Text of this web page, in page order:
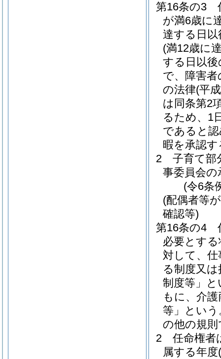
第16条の3
が満6歳に
達する日
(満12歳に
する日以
で、障害
の法律(平
は同条第2
るため、1
であると
暇を承認
2
子育て部
事委員会
(令6条
(配偶者等
確認等)
第16条の4
必要とす
対して、
る制度又は
制度等」と
もに、介
等」という
の他の規
2
任命権者
属する年度